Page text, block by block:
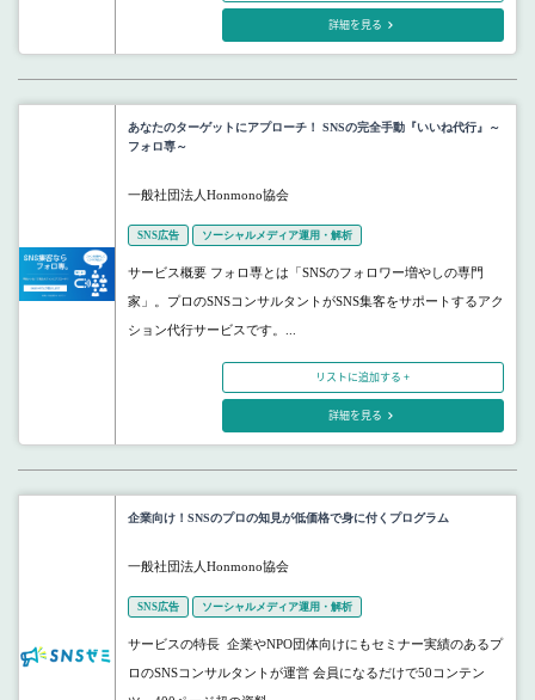
詳細を見る
あなたのターゲットにアプローチ！ SNSの完全手動『いいね代行』～
フォロ専～
一般社団法人Honmono協会
SNS広告 ソーシャルメディア運用・解析
サービス概要 フォロ専とは「SNSのフォロワー増やしの専門
家」。プロのSNSコンサルタントがSNS集客をサポートするアク
ション代行サービスです。...
リストに追加する +
詳細を見る
企業向け！SNSのプロの知見が低価格で身に付くプログラム
一般社団法人Honmono協会
SNS広告 ソーシャルメディア運用・解析
サービスの特長 企業やNPO団体向けにもセミナー実績のあるプ
ロのSNSコンサルタントが運営 会員になるだけで50コンテン